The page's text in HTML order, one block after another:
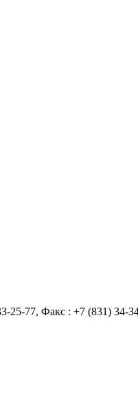
25-77, Факс : +7 (831) 34-